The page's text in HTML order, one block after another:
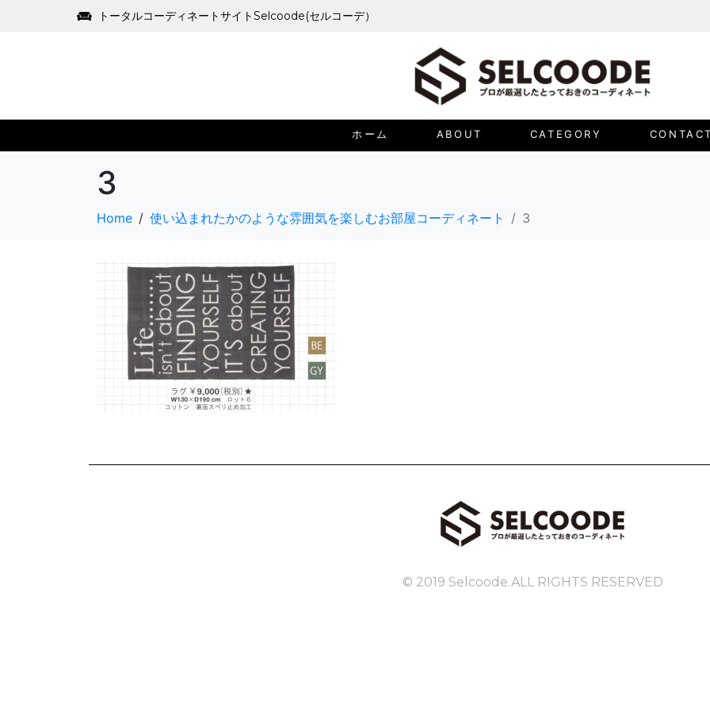
トータルコーディネートサイトSelcoode(セルコーデ）
ホーム ABOUT CATEGORY
3
Home 使い込まれたかのような雰囲気を楽しむお部屋コーディネート 3
© 2019 Selcoode.ALL RIGHTS RESERVED